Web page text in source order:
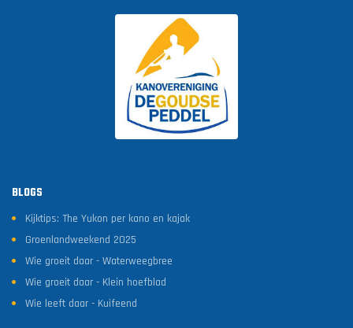
BLOGS
Kijktips: The Yukon per kano en kajak
Groenlandweekend 2025
Wie groeit daar - Waterweegbree
Wie groeit daar - Klein hoefblad
Wie leeft daar - Kuifeend